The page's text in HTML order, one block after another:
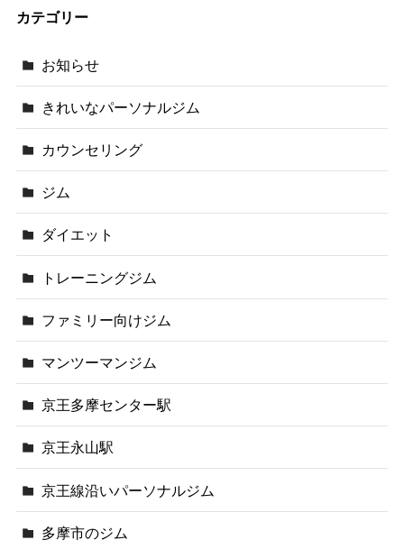
カテゴリー
お知らせ
きれいなパーソナルジム
カウンセリング
ジム
ダイエット
トレーニングジム
ファミリー向けジム
マンツーマンジム
京王多摩センター駅
京王永山駅
京王線沿いパーソナルジム
多摩市のジム